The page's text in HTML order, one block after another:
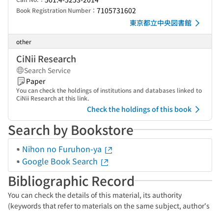
Book Registration Number： 7105731602
東京都立中央図書館
other
CiNii Research
Search Service
Paper
You can check the holdings of institutions and databases linked to
CiNii Research at this link.
Check the holdings of this book
Search by Bookstore
Nihon no Furuhon-ya
Google Book Search
Bibliographic Record
You can check the details of this material, its authority
(keywords that refer to materials on the same subject, author's